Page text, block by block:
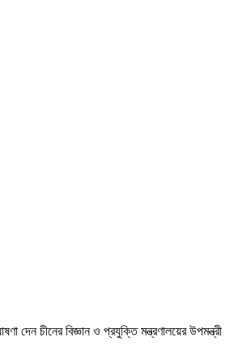
দেন চীনের বিজ্ঞান ও প্রযুক্তি মন্ত্রণালয়ের উপমন্ত্রী